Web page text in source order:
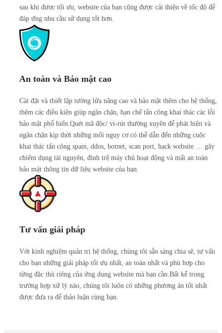
sau khi được tối ưu, website của bạn cũng được cải thiện về tốc độ để
đáp ứng nhu cầu sử dụng tốt hơn.
An toàn và Bảo mật cao
Cài đặt và thiết lập tường lửa nâng cao và bảo mật thêm cho hệ thống,
thêm các điều kiện giúp ngăn chặn, hạn chế tấn công khai thác các lỗi
bảo mật phổ biến.Quét mã độc/ vi-rút thường xuyên để phát hiện và
ngăn chặn kịp thời những mối nguy cơ có thể dẫn đến những cuộc
khai thác tấn công spam, ddos, botnet, scan port, hack website … gây
chiếm dụng tài nguyên, đình trệ máy chủ hoạt động và mất an toàn
bảo mật thông tin dữ liệu website của bạn.
Tư vấn giải pháp
Với kinh nghiệm quản trị hệ thống, chúng tôi sẵn sàng chia sẽ, tư vấn
cho bạn những giải pháp tối ưu nhất, an toàn nhất và phù hợp cho
từng đặc thù riêng của ứng dụng website mà bạn cần.Bất kể trong
trường hợp xử lý nào, chúng tôi luôn có những phương án tốt nhất
được đưa ra để thảo luận cùng bạn.